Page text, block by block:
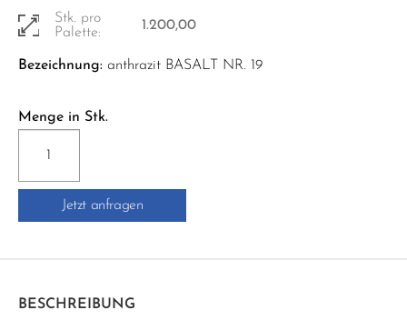
Stk. pro
Palette:
1.200,00
Bezeichnung: anthrazit BASALT NR. 19
Menge in Stk.
SILCOFUG
E
Jetzt anfragen
BESCHREIBUNG